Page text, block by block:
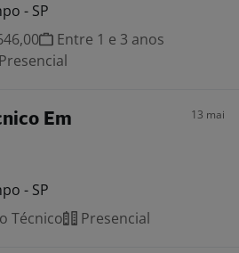
- SP
Entre 1 e 3 anos
Presencial
Em
13 mai
- SP
Técnico Presencial